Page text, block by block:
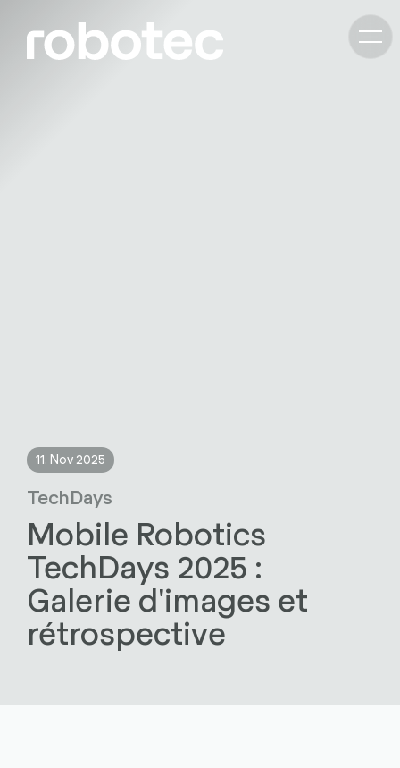
11. Nov 2025
TechDays
Mobile Robotics
TechDays 2025 :
Galerie d'images et
rétrospective